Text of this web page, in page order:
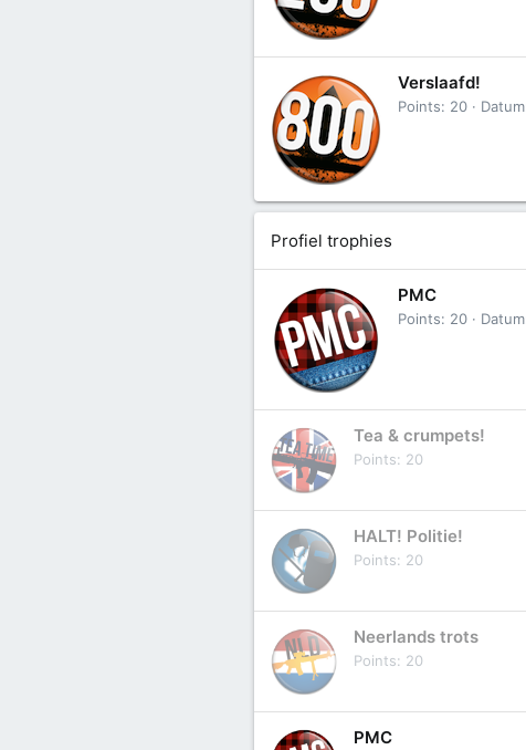
Verslaafd!
Points 20 Datum
Profiel trophies
PMC
Points 20 Datum
Tea & crumpets!
Points 20
HALT! Politie!
Points 20
Neerlands trots
Points 20
PMC